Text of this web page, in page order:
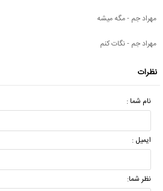
مهراد جم - مگه میشه
مهراد جم - نگات کنم
نظرات
نام شما :
ایمیل :
نظر شما: